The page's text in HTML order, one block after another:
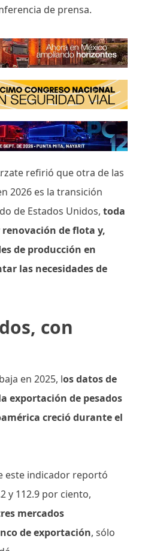
de prensa.
refirió que otra de las
2026 es la transición
de Estados Unidos, toda
de flota y,
de producción en
las necesidades de
con
en 2025, los datos de
exportación de pesados
creció durante el
este indicador reportó
y 112.9 por ciento,
mercados
de exportación, sólo